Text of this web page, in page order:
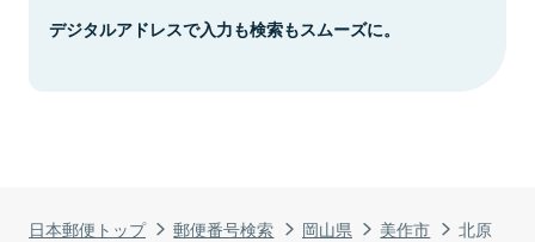
日本郵便トップ 郵便番号検索 岡山県 美作市 北原
デジタルアドレスで入力も検索もスムーズに。